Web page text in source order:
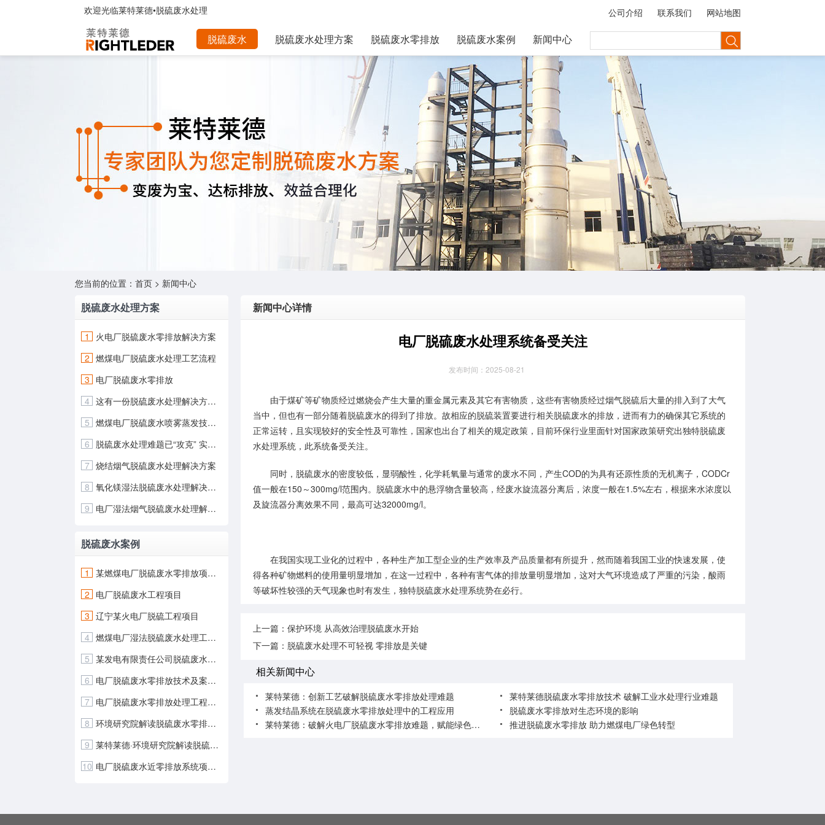
欢迎光临莱特莱德•脱硫废水处理 公司介绍 联系我们 网站地图
脱硫废水 脱硫废水处理方案 脱硫废水零排放 脱硫废水案例 新闻中心
您当前的位置： 首页 > 新闻中心
脱硫废水处理方案
1
火电厂脱硫废水零排放解决方案
2 燃煤电厂脱硫废水处理工艺流程
3 电厂脱硫废水零排放
4
这有一份脱硫废水处理解决方案！
5
燃煤电厂脱硫废水喷雾蒸发技术应用解决方案
6
脱硫废水处理难题已“攻克” 实现中水回用
7 烧结烟气脱硫废水处理解决方案
8
氧化镁湿法脱硫废水处理解决方案
9
电厂湿法烟气脱硫废水处理解决方案
脱硫废水案例
1
某燃煤电厂脱硫废水零排放项目实践
2 电厂脱硫废水工程项目
3 辽宁某火电厂脱硫工程项目
4
燃煤电厂湿法脱硫废水处理工程项
5
某发电有限责任公司脱硫废水零排放工程项目
6
电厂脱硫废水零排放技术及案例分析
7
电厂脱硫废水零排放处理工程案例
8
环境研究院解读脱硫废水零排放系统
9
莱特莱德·环境研究院解读脱硫废水零排放系统
10
电厂脱硫废水近零排放系统项目案例
新闻中心详情
电厂脱硫废水处理系统备受关注
发布时间：2025-08-21
由于煤矿等矿物质经过燃烧会产生大量的重金属元素及其它有害物质，这些有害物质经过烟气脱硫后大量的排入到了大气
当中，但也有一部分随着脱硫废水的得到了排放。故相应的脱硫装置要进行相关脱硫废水的排放，进而有力的确保其它系统的
正常运转，且实现较好的安全性及可靠性，国家也出台了相关的规定政策，目前环保行业里面针对国家政策研究出独特脱硫废
水处理系统，此系统备受关注。
同时，脱硫废水的密度较低，显弱酸性，化学耗氧量与通常的废水不同，产生COD的为具有还原性质的无机离子，CODCr
值一般在150～300mg/l范围内。脱硫废水中的悬浮物含量较高，经废水旋流器分离后，浓度一般在1.5%左右，根据来水浓度以
及旋流器分离效果不同，最高可达32000mg/l。
在我国实现工业化的过程中，各种生产加工型企业的生产效率及产品质量都有所提升，然而随着我国工业的快速发展，使
得各种矿物燃料的使用量明显增加，在这一过程中，各种有害气体的排放量明显增加，这对大气环境造成了严重的污染，酸雨
等破坏性较强的天气现象也时有发生，独特脱硫废水处理系统势在必行。
上一篇： 保护环境 从高效治理脱硫废水开始
下一篇： 脱硫废水处理不可轻视 零排放是关键
相关新闻中心
莱特莱德：创新工艺破解脱硫废水零排放处理难题
莱特莱德脱硫废水零排放技术 破解工业水处理行业难题
蒸发结晶系统在脱硫废水零排放处理中的工程应用
脱硫废水零排放对生态环境的影响
莱特莱德：破解火电厂脱硫废水零排放难题，赋能绿色电力转型
推进脱硫废水零排放 助力燃煤电厂绿色转型